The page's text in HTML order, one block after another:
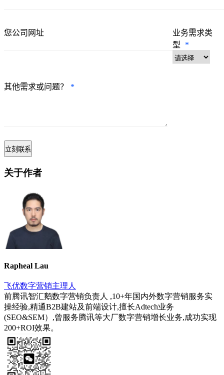
您公司网址
业务需求类
型
*
其他需求或问题？ *
关于作者
Rapheal Lau
飞优数字营销主理人
前腾讯智汇鹅数字营销负责人 ,10+年国内外数字营销服务实
操经验,精通B2B建站及前端设计,擅长Adtech业务
(SEO&SEM）,曾服务腾讯等大厂数字营销增长业务,成功实现
200+ROI效果。